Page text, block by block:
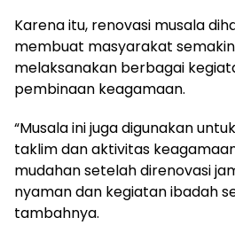
Karena itu, renovasi musala
membuat masyarakat
melaksanakan berbagai
pembinaan keagamaan.
“Musala ini juga digunakan
taklim dan aktivitas
mudahan setelah direnovasi
nyaman dan kegiatan ibadah
tambahnya.